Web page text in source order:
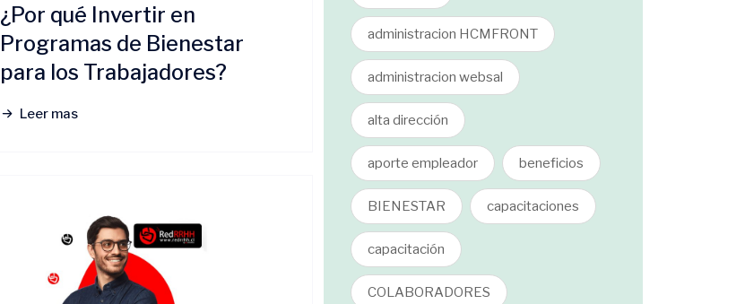
¿Por qué Invertir en
Programas de Bienestar
para los Trabajadores?
Leer mas
administracion HCMFRONT
administracion websal
alta dirección
aporte empleador beneficios
BIENESTAR capacitaciones
capacitación
COLABORADORES